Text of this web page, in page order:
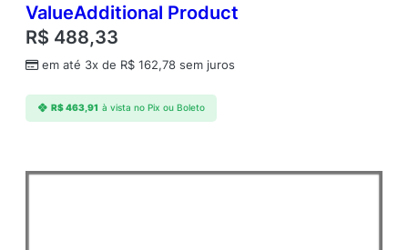
ValueAdditional Product
R$ 488,33
em até 3x de R$ 162,78 sem juros
R$463,91 à vista no Pix ou Boleto